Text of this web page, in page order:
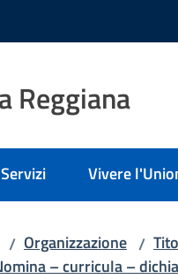
Reggiana
Servizi Vivere
/ Organizzazione /
– curricula –